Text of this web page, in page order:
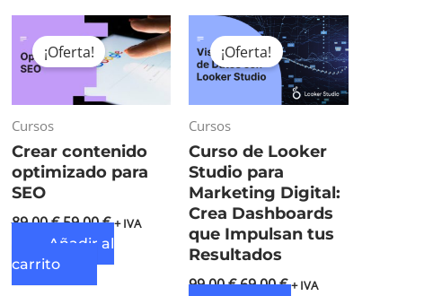
¡Oferta!
Cursos
Crear contenido
optimizado para
SEO
89,00€
precio
original
89,00 €.
59,00€
precio
actual
59,00 €.
+ IVA
Añadir al
carrito
¡Oferta!
Cursos
Curso de Looker
Studio para
Marketing Digital:
Crea Dashboards
que Impulsan tus
Resultados
99,00€
El
precio
original
era:
99,00 €.
69,00€
El
precio
actual
es:
69,00 €.
+ IVA